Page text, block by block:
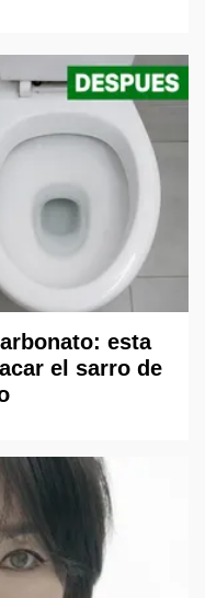
esta
el sarro de